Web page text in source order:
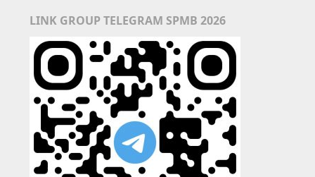
LINK GROUP TELEGRAM SPMB 2026